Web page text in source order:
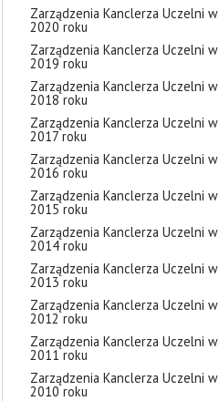
Zarządzenia Kanclerza Uczelni w
2020 roku
Zarządzenia Kanclerza Uczelni w
2019 roku
Zarządzenia Kanclerza Uczelni w
2018 roku
Zarządzenia Kanclerza Uczelni w
2017 roku
Zarządzenia Kanclerza Uczelni w
2016 roku
Zarządzenia Kanclerza Uczelni w
2015 roku
Zarządzenia Kanclerza Uczelni w
2014 roku
Zarządzenia Kanclerza Uczelni w
2013 roku
Zarządzenia Kanclerza Uczelni w
2012 roku
Zarządzenia Kanclerza Uczelni w
2011 roku
Zarządzenia Kanclerza Uczelni w
2010 roku